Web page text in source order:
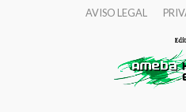
AVISO LEGAL